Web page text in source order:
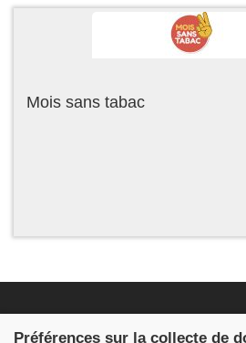
Mois sans tabac
Préférences sur la collecte de